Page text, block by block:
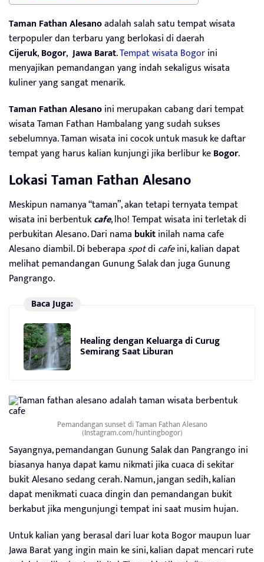
Taman Fathan Alesanoadalah salah satu tempat wisata
terpopuler dan terbaru yang berlokasi di daerah
Cijeruk,Bogor, Jawa Barat.Tempat wisata Bogorini
menyajikan pemandangan yang indah sekaligus wisata
kuliner yang sangat menarik.
Taman Fathan Alesanoini merupakan cabang dari tempat
wisata Taman Fathan Hambalang yang sudah sukses
sebelumnya. Taman wisata ini cocok untuk masuk ke daftar
tempat yang harus kalian kunjungi jika berlibur keBogor.
Lokasi Taman Fathan Alesano
Meskipun namanya “taman”, akan tetapi ternyata tempat
wisata ini berbentukcafe, lho! Tempat wisata ini terletak di
perbukitan Alesano. Dari nama bukitinilah nama cafe
Alesano diambil. Di beberapaspotdi cafeini, kalian dapat
melihat pemandangan Gunung Salak dan juga Gunung
Pangrango.
Baca Juga:
Healing dengan Keluarga di Curug
Semirang Saat Liburan
Pemandangan sunset di Taman Fathan Alesano
(Instagram.com/huntingbogor)
Sayangnya, pemandangan Gunung Salak dan Pangrango ini
biasanya hanya dapat kamu nikmati jika cuaca di sekitar
bukit Alesano sedang cerah. Namun, jangan sedih, kalian
dapat menikmati cuaca dingin dan pemandangan bukit
berkabut jika mengunjungi tempat ini saat musim hujan.
Untuk kalian yang berasal dari luar kota Bogor maupun luar
Jawa Barat yang ingin main ke sini, kalian dapat mencari rute